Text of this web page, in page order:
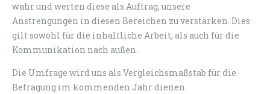
wahr und werten diese als Auftrag, unsere
Anstrengungen in diesen Bereichen zu verstärken. Dies
gilt sowohl für die inhaltliche Arbeit, als auch für die
Kommunikation nach außen.
Die Umfrage wird uns als Vergleichsmaßstab für die
Befragung im kommenden Jahr dienen.